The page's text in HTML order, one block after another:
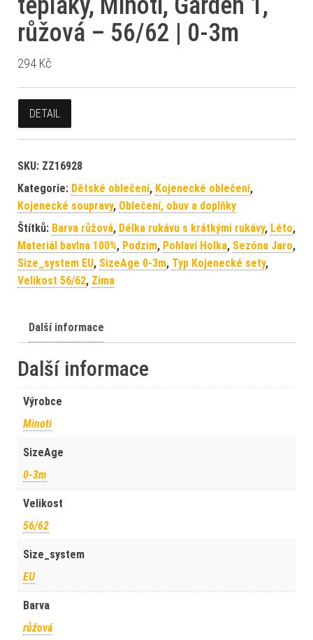
tepláky, Minoti, Garden 1,
růžová – 56/62 | 0-3m
294 Kč
DETAIL
SKU: ZZ16928
Kategorie: Dětské oblečení, Kojenecké oblečení,
Kojenecké soupravy, Oblečení, obuv a doplňky
Štítků: Barva růžová, Délka rukávu s krátkými rukávy, Léto,
Materiál bavlna 100%, Podzim, Pohlaví Holka, Sezóna Jaro,
Size_system EU, SizeAge 0-3m, Typ Kojenecké sety,
Velikost 56/62, Zima
Další informace
Další informace
Výrobce
Minoti
SizeAge
0-3m
Velikost
56/62
Size_system
EU
Barva
růžová